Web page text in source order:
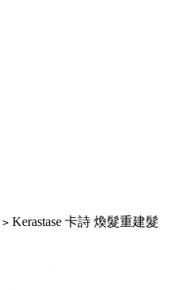
> Kerastase 卡詩 煥髮重建髮